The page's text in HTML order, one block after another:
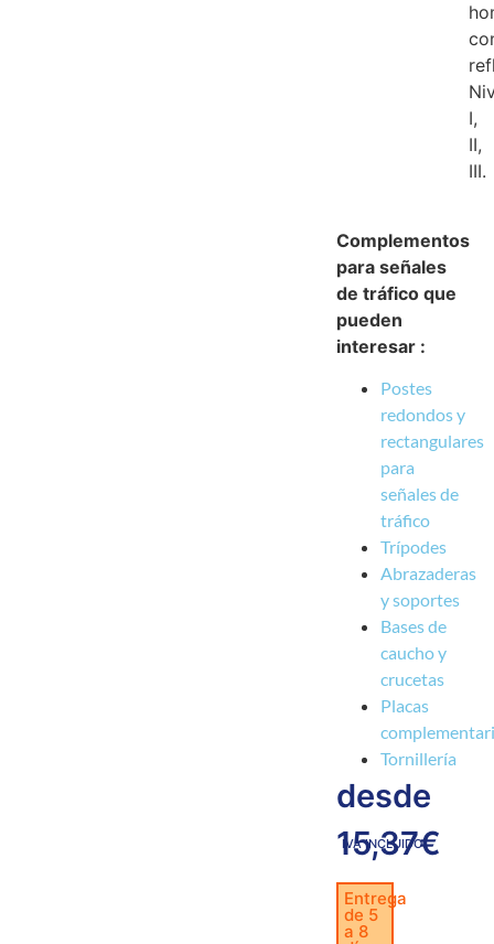
I,
II,
III.
Complementos
para señales
de tráfico que
pueden
interesar :
Postes
redondos y
rectangulares
para
señales de
tráfico
Trípodes
Abrazaderas
y soportes
Bases de
caucho y
crucetas
Placas
Tornillería
desde
15,37€
IVA INCLUIDO
Entrega
de 5
a 8